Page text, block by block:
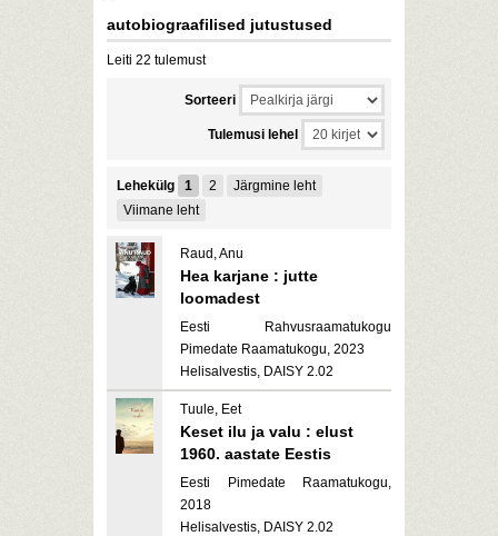
autobiograafilised jutustused
Leiti 22 tulemust
Sorteeri
Tulemusi lehel
Lehekülg 1 2
Järgmine leht
Viimane leht
Raud, Anu
Hea karjane : jutte
loomadest
Eesti Rahvusraamatukogu
Pimedate Raamatukogu, 2023
Helisalvestis, DAISY 2.02
Tuule, Eet
Keset ilu ja valu : elust
1960. aastate Eestis
Eesti Pimedate Raamatukogu,
2018
Helisalvestis, DAISY 2.02